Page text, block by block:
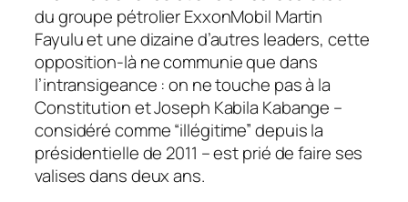
du groupe pétrolier ExxonMobil Martin
Fayulu et une dizaine d’autres leaders, cette
opposition-là ne communie que dans
l’intransigeance : on ne touche pas à la
Constitution et Joseph Kabila Kabange –
considéré comme “illégitime” depuis la
présidentielle de 2011 – est prié de faire ses
valises dans deux ans.